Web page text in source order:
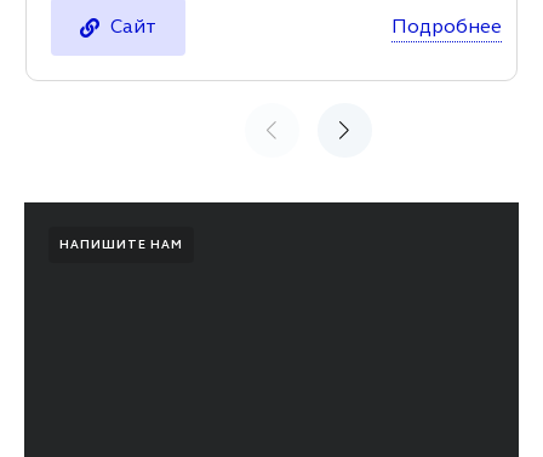
Сайт Подробнее
НАПИШИТЕ НАМ